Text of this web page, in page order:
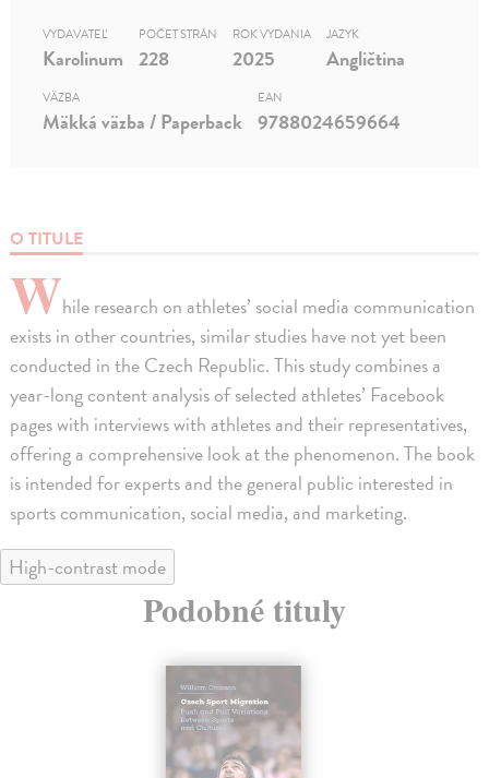
O TITULE
While research on athletes’ social media communication
exists in other countries, similar studies have not yet been
conducted in the Czech Republic. This study combines a
year-long content analysis of selected athletes’ Facebook
pages with interviews with athletes and their representatives,
offering a comprehensive look at the phenomenon. The book
is intended for experts and the general public interested in
sports communication, social media, and marketing.
VYDAVATEĽ
Karolinum
POČET STRÁN
228
ROK VYDANIA
2025
JAZYK
Angličtina
VÄZBA
Mäkká väzba / Paperback
EAN
9788024659664
High-contrast mode
Podobné tituly